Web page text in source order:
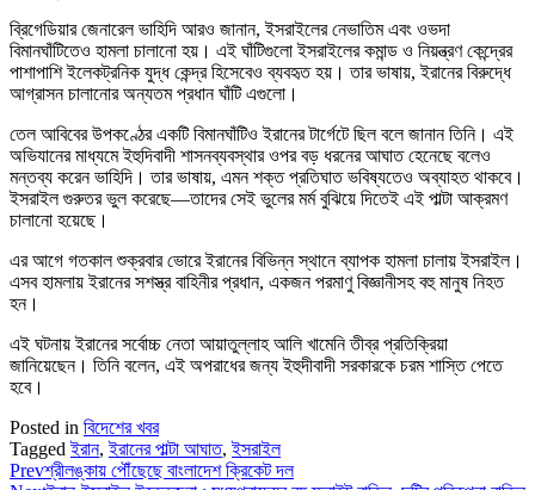
ব্রিগেডিয়ার জেনারেল ভাহিদি আরও জানান, ইসরাইলের নেভাতিম এবং ওভদা
বিমানঘাঁটিতেও হামলা চালানো হয়। এই ঘাঁটিগুলো ইসরাইলের কমান্ড ও নিয়ন্ত্রণ কেন্দ্রের
পাশাপাশি ইলেকট্রনিক যুদ্ধ কেন্দ্র হিসেবেও ব্যবহৃত হয়। তার ভাষায়, ইরানের বিরুদ্ধে
আগ্রাসন চালানোর অন্যতম প্রধান ঘাঁটি এগুলো।
তেল আবিবের উপকণ্ঠের একটি বিমানঘাঁটিও ইরানের টার্গেটে ছিল বলে জানান তিনি। এই
অভিযানের মাধ্যমে ইহুদিবাদী শাসনব্যবস্থার ওপর বড় ধরনের আঘাত হেনেছে বলেও
মন্তব্য করেন ভাহিদি। তার ভাষায়, এমন শক্ত প্রতিঘাত ভবিষ্যতেও অব্যাহত থাকবে।
ইসরাইল গুরুতর ভুল করেছে—তাদের সেই ভুলের মর্ম বুঝিয়ে দিতেই এই পাল্টা আক্রমণ
চালানো হয়েছে।
এর আগে গতকাল শুক্রবার ভোরে ইরানের বিভিন্ন স্থানে ব্যাপক হামলা চালায় ইসরাইল।
এসব হামলায় ইরানের সশস্ত্র বাহিনীর প্রধান, একজন পরমাণু বিজ্ঞানীসহ বহু মানুষ নিহত
হন।
এই ঘটনায় ইরানের সর্বোচ্চ নেতা আয়াতুল্লাহ আলি খামেনি তীব্র প্রতিক্রিয়া
জানিয়েছেন। তিনি বলেন, এই অপরাধের জন্য ইহুদীবাদী সরকারকে চরম শাস্তি পেতে
হবে।
Posted in বিদেশের খবর
Taggedইরান,ইরানের পাল্টা আঘাত,ইসরাইল
Prevশ্রীলঙ্কায় পৌঁছেছে বাংলাদেশ ক্রিকেট দল